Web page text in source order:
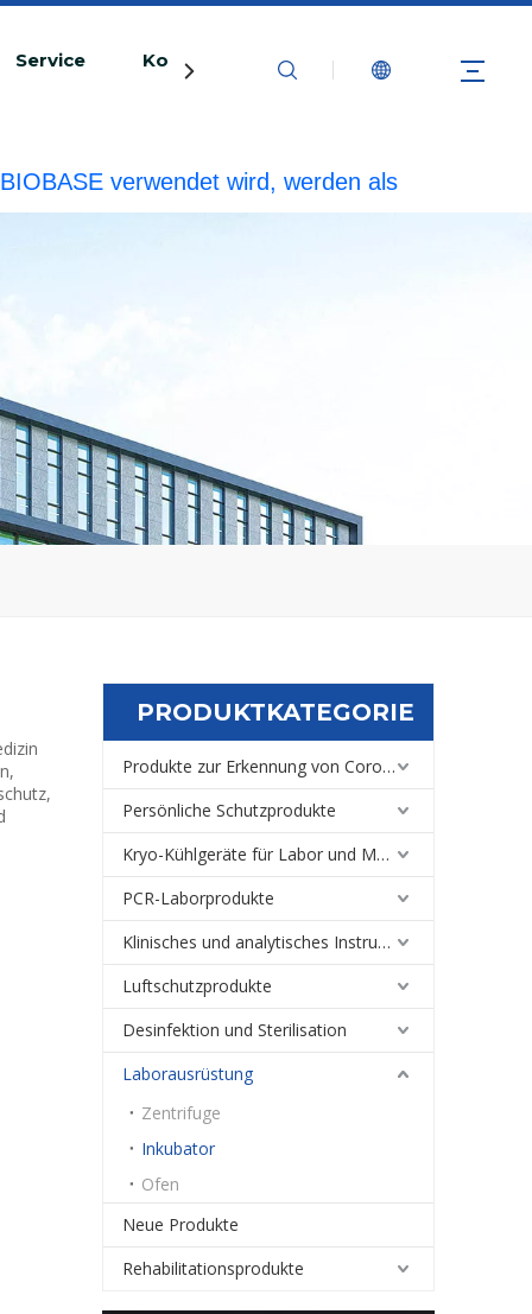
Service Kontaktiere uns
Haftung prüfen.20240510
PRODUKTKATEGORIE
Produkte zur Erkennung von Coronaviren
Persönliche Schutzprodukte
Kryo-Kühlgeräte für Labor und Medizin
PCR-Laborprodukte
Klinisches und analytisches Instrument
Luftschutzprodukte
Desinfektion und Sterilisation
Laborausrüstung
Zentrifuge
Inkubator
Ofen
Neue Produkte
Rehabilitationsprodukte